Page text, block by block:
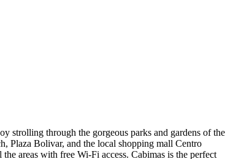
strolling through the gorgeous parks and gardens of the
Plaza Bolivar, and the local shopping mall Centro
areas with free Wi-Fi access. Cabimas is the perfect